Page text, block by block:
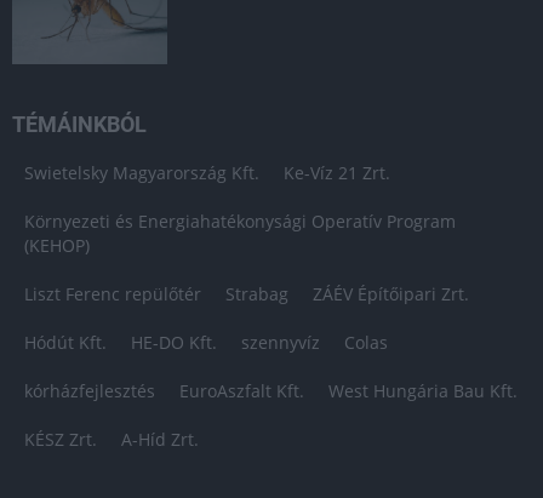
TÉMÁINKBÓL
Swietelsky Magyarország Kft. Ke-Víz 21 Zrt.
Környezeti és Energiahatékonysági Operatív Program
(KEHOP)
Liszt Ferenc repülőtér Strabag ZÁÉV Építőipari Zrt.
Hódút Kft. HE-DO Kft. szennyvíz Colas
kórházfejlesztés EuroAszfalt Kft. West Hungária Bau Kft.
KÉSZ Zrt. A-Híd Zrt.